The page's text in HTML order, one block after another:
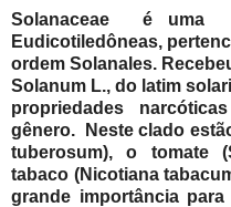
Solanaceae é uma
Eudicotiledôneas,
ordem Solanales.
Solanum L., do latim
propriedades
gênero. Neste clado
tuberosum), o tomate
tabaco (Nicotiana
grande importância